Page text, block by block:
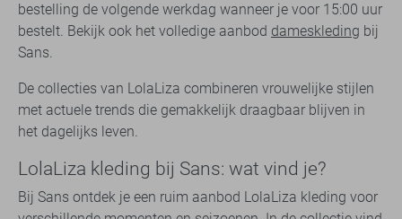
bestelling de volgende werkdag wanneer je voor 15:00 uur
bestelt. Bekijk ook het volledige aanbod dameskleding bij
Sans.
De collecties van LolaLiza combineren vrouwelijke stijlen
met actuele trends die gemakkelijk draagbaar blijven in
het dagelijks leven.
LolaLiza kleding bij Sans: wat vind je?
Bij Sans ontdek je een ruim aanbod LolaLiza kleding voor